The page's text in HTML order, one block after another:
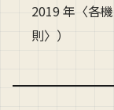
2019 年〈各
則〉）